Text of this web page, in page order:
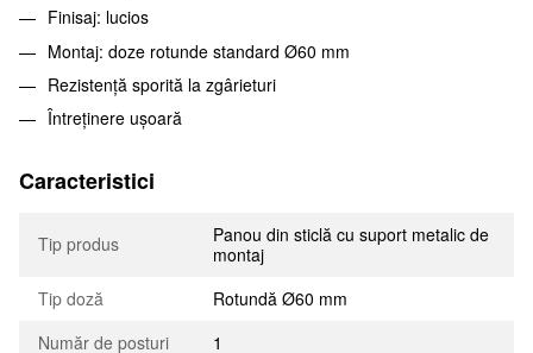
Finisaj: lucios
Montaj: doze rotunde standard Ø60 mm
Rezistență sporită la zgârieturi
Întreținere ușoară
Caracteristici
Tip produs
Panou din sticlă cu suport metalic de
montaj
Tip doză
Rotundă Ø60 mm
Număr de posturi
1